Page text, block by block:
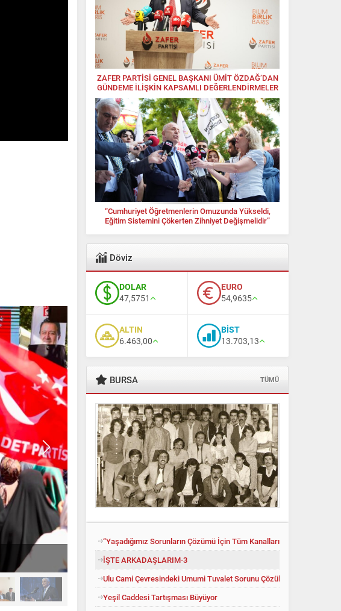
Ali Babacan’dan Yeni İttifak Hamlesi
ZAFER PARTİSİ GENEL BAŞKANI ÜMİT ÖZDAĞ’DAN
GÜNDEME İLİŞKİN KAPSAMLI DEĞERLENDİRMELER
“Cumhuriyet Öğretmenlerin Omuzunda Yükseldi,
Eğitim Sistemini Çökerten Zihniyet Değişmelidir”
Döviz
DOLAR
47,5751
EURO
54,9635
ALTIN
6.463,00
BİST
13.703,13
BURSA TÜMÜ
“Yaşadığımız Sorunların Çözümü İçin Tüm Kanalları Denedik”
İŞTE ARKADAŞLARIM-3
Ulu Cami Çevresindeki Umumi Tuvalet Sorunu Çözüldü
Yeşil Caddesi Tartışması Büyüyor